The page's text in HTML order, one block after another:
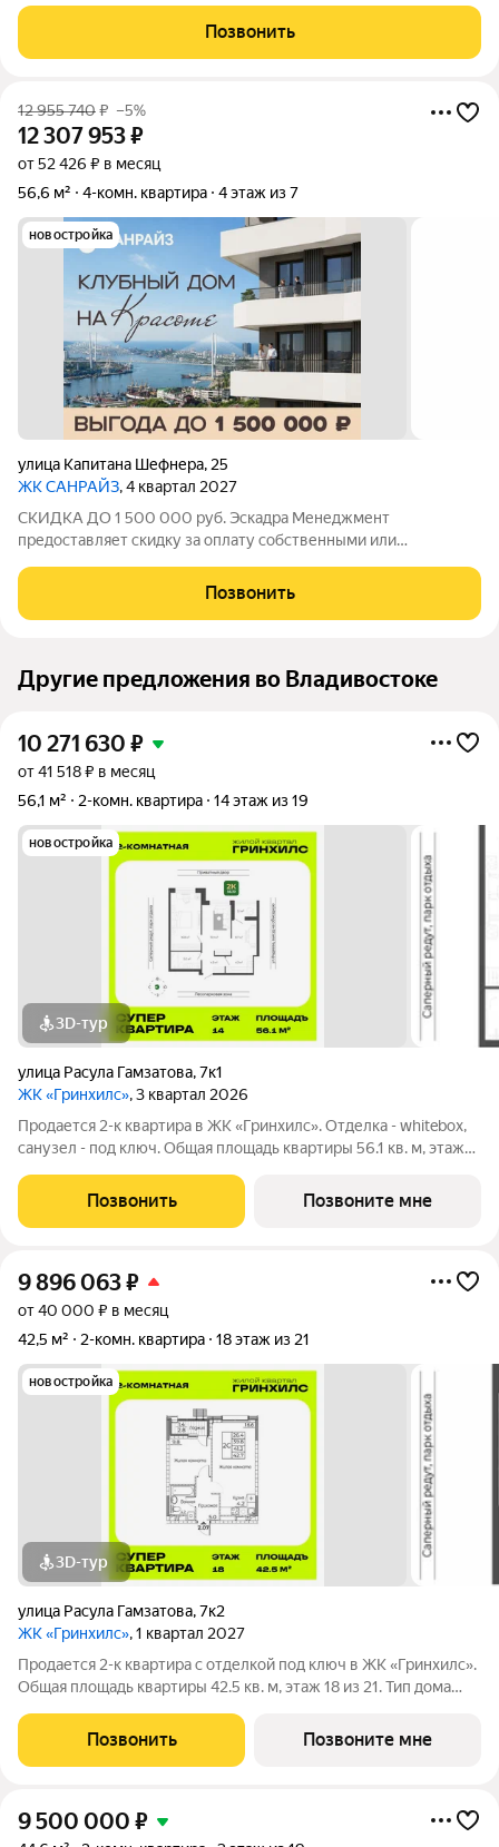
квартиры: - 2% - на квартиры площадью до 55 кв.м. - 5% - на
квартиры площадью от 55 кв.м. Стоимость квартиры
Позвонить
12 955 740₽ –5%
12 307 953₽
от 52 426 ₽ в месяц
56,6 м²
4-комн. квартира 4 этаж из 7
новостройка
улица Капитана Шефнера, 25
ЖК САНРАЙЗ, 4 квартал 2027
СКИДКА ДО 1 500 000 руб. Эскадра Менеджмент
предоставляет скидку за оплату собственными или
квартиры: - 2% - на квартиры площадью до 55 кв.м. - 5% - на
квартиры площадью от 55 кв.м. Стоимость квартиры
Позвонить
Другие предложения во Владивостоке
10 271 630 ₽
от 41 518 ₽ в месяц
56,1 м²
2-комн. квартира 14 этаж из 19
новостройка
3D-тур
улица Расула Гамзатова,7к1
ЖК «Гринхилс», 3 квартал 2026
Продается 2-к квартира в ЖК «Гринхилс». Отделка - whitebox,
санузел - под ключ. Общая площадь квартиры 56.1 кв. м, этаж
ЖК «Гринхилс» жилой квартал комфорт-класса в выгодной
локации
Позвонить Позвоните мне
9 896 063₽
от 40 000 ₽ в месяц
42,5 м²
2-комн. квартира 18 этаж из 21
новостройка
3D-тур
улица Расула Гамзатова,7к2
ЖК «Гринхилс», 1 квартал 2027
Продается 2-к квартира с отделкой под ключ в ЖК «Гринхилс».
Общая площадь квартиры 42.5 кв. м, этаж 18 из 21. Тип дома
жилой квартал комфорт-класса в выгодной локации
микрорайона Зеленый
Позвонить Позвоните мне
9 500 000 ₽